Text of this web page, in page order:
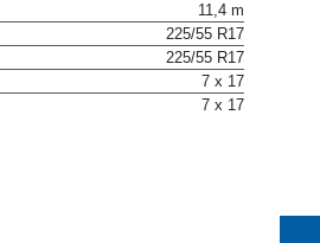
11,4 m
225/55 R17
225/55 R17
7 x 17
7 x 17